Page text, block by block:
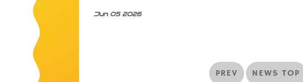
Jun 05 2026
PREV NEWS TOP